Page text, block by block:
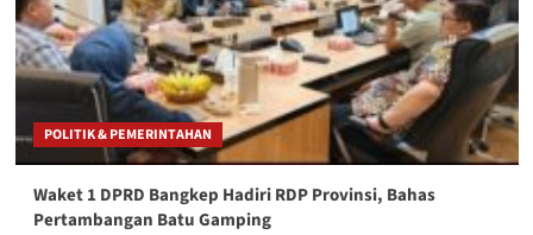
POLITIK & PEMERINTAHAN
Waket 1 DPRD Bangkep Hadiri RDP Provinsi, Bahas
Pertambangan Batu Gamping